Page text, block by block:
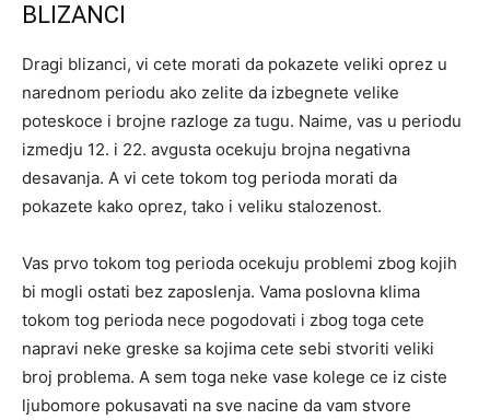
BLIZANCI
Dragi blizanci, vi cete morati da pokazete veliki oprez u
narednom periodu ako zelite da izbegnete velike
poteskoce i brojne razloge za tugu. Naime, vas u periodu
izmedju 12. i 22. avgusta ocekuju brojna negativna
desavanja. A vi cete tokom tog perioda morati da
pokazete kako oprez, tako i veliku stalozenost.
Vas prvo tokom tog perioda ocekuju problemi zbog kojih
bi mogli ostati bez zaposlenja. Vama poslovna klima
tokom tog perioda nece pogodovati i zbog toga cete
napravi neke greske sa kojima cete sebi stvoriti veliki
broj problema. A sem toga neke vase kolege ce iz ciste
ljubomore pokusavati na sve nacine da vam stvore